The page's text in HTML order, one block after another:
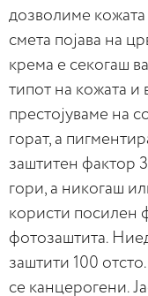
дозволиме
смета појава на
крема е секогаш
типот на кожата и
престојуваме на
горат, а
заштитен фактор
гори, а никогаш
користи посилен
фотозаштита.
заштити 100
се канцерогени.